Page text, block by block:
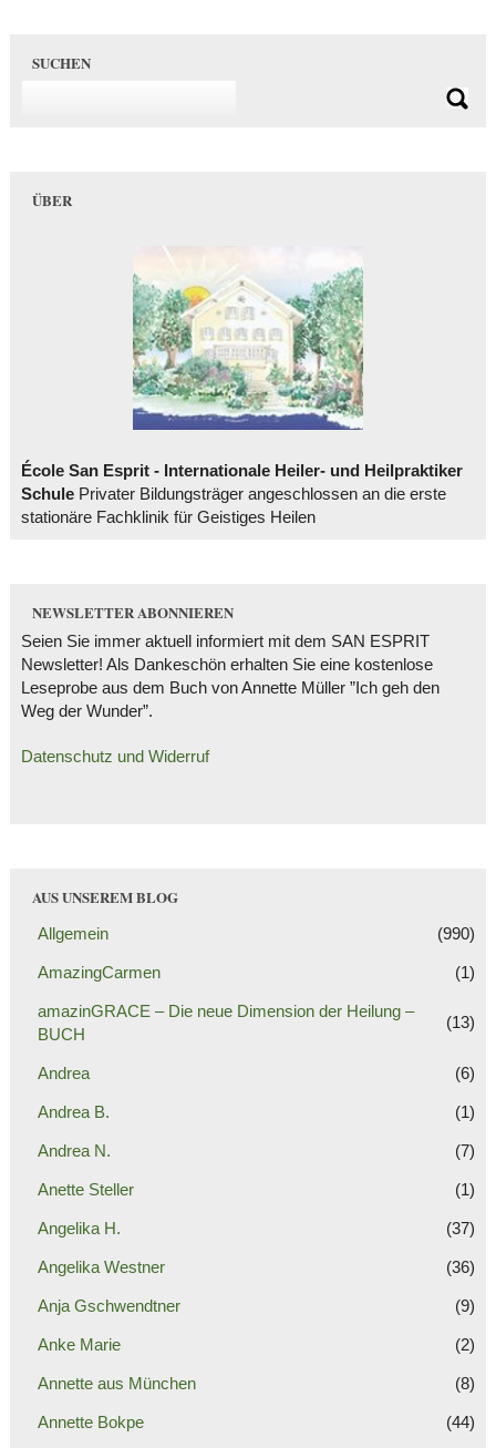
SUCHEN
ÜBER
École San Esprit - Internationale Heiler- und Heilpraktiker
SchulePrivater Bildungsträger angeschlossen an die erste
stationäre Fachklinik für Geistiges Heilen
NEWSLETTER ABONNIEREN
Seien Sie immer aktuell informiert mit dem SAN ESPRIT
Newsletter! Als Dankeschön erhalten Sie eine kostenlose
Leseprobe aus dem Buch von Annette Müller ”Ich geh den
Weg der Wunder”.
Datenschutz und Widerruf
AUS UNSEREM BLOG
Allgemein (990)
AmazingCarmen (1)
amazinGRACE – Die neue Dimension der Heilung –
BUCH
(13)
Andrea (6)
Andrea B. (1)
Andrea N. (7)
Anette Steller (1)
Angelika H. (37)
Angelika Westner (36)
Anja Gschwendtner (9)
Anke Marie (2)
Annette aus München (8)
Annette Bokpe (44)